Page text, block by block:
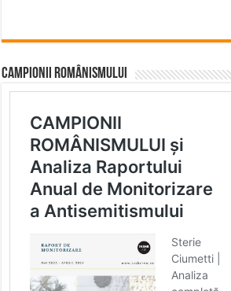
CAMPIONII ROMÂNISMULUI